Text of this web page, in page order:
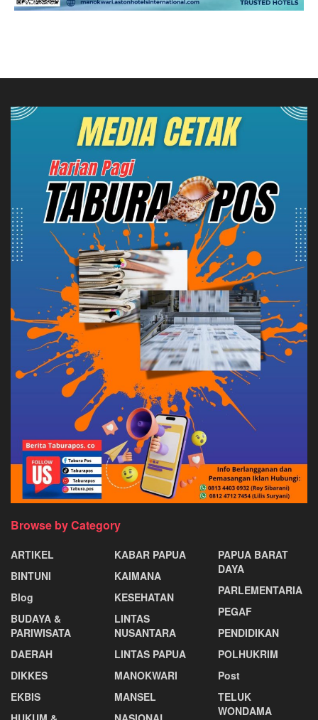
Browse by Category
ARTIKEL
BINTUNI
Blog
BUDAYA &
PARIWISATA
DAERAH
DIKKES
EKBIS
KABAR PAPUA
KAIMANA
KESEHATAN
LINTAS
NUSANTARA
LINTAS PAPUA
MANOKWARI
MANSEL
PAPUA BARAT
DAYA
PARLEMENTARIA
PEGAF
PENDIDIKAN
POLHUKRIM
Post
TELUK
WONDAMA